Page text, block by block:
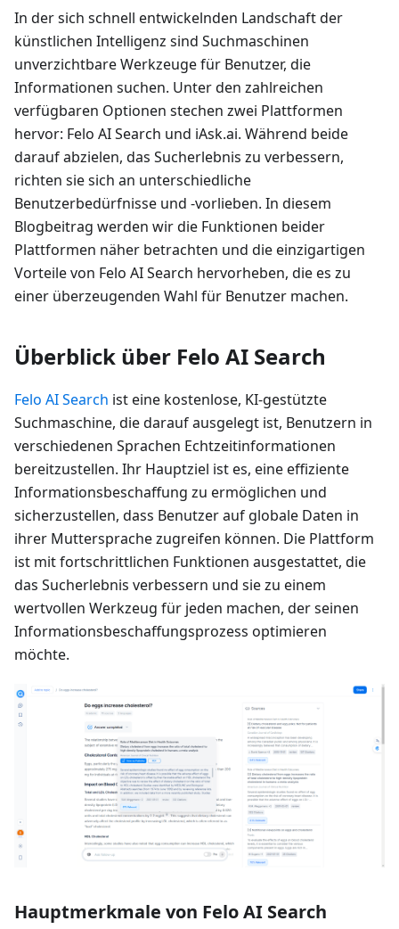
In der sich schnell entwickelnden Landschaft der
künstlichen Intelligenz sind Suchmaschinen
unverzichtbare Werkzeuge für Benutzer, die
Informationen suchen. Unter den zahlreichen
verfügbaren Optionen stechen zwei Plattformen
hervor: Felo AI Search und iAsk.ai. Während beide
darauf abzielen, das Sucherlebnis zu verbessern,
richten sie sich an unterschiedliche
Benutzerbedürfnisse und -vorlieben. In diesem
Blogbeitrag werden wir die Funktionen beider
Plattformen näher betrachten und die einzigartigen
Vorteile von Felo AI Search hervorheben, die es zu
einer überzeugenden Wahl für Benutzer machen.
Überblick über Felo AI Search
Felo AI Search ist eine kostenlose, KI-gestützte
Suchmaschine, die darauf ausgelegt ist, Benutzern in
verschiedenen Sprachen Echtzeitinformationen
bereitzustellen. Ihr Hauptziel ist es, eine effiziente
Informationsbeschaffung zu ermöglichen und
sicherzustellen, dass Benutzer auf globale Daten in
ihrer Muttersprache zugreifen können. Die Plattform
ist mit fortschrittlichen Funktionen ausgestattet, die
das Sucherlebnis verbessern und sie zu einem
wertvollen Werkzeug für jeden machen, der seinen
Informationsbeschaffungsprozess optimieren
möchte.
Hauptmerkmale von Felo AI Search